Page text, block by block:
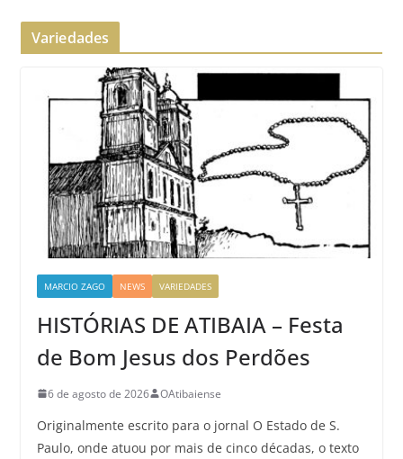
Variedades
MARCIO ZAGO NEWS VARIEDADES
HISTÓRIAS DE ATIBAIA – Festa
de Bom Jesus dos Perdões
6 de agosto de 2026 OAtibaiense
Originalmente escrito para o jornal O Estado de S.
Paulo, onde atuou por mais de cinco décadas, o texto